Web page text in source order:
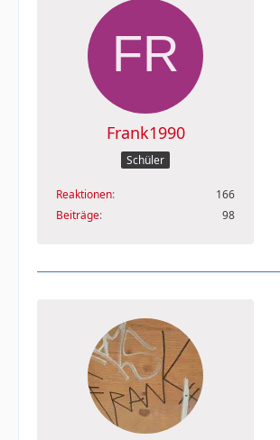
Frank1990
Schüler
Reaktionen
166
Beiträge
98